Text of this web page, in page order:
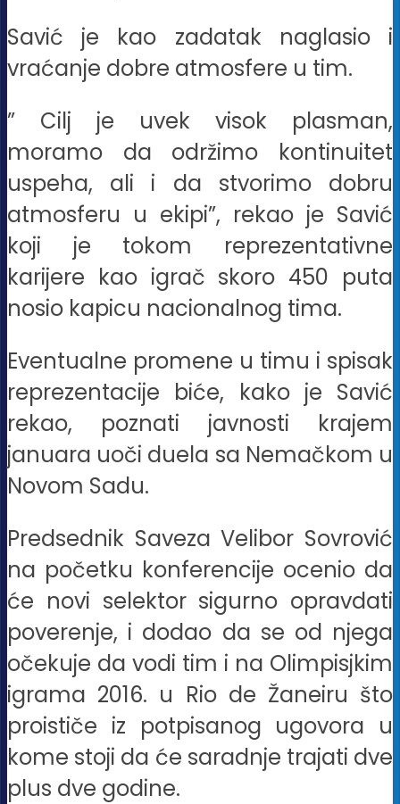
Savić je kao zadatak naglasio i
vraćanje dobre atmosfere u tim.
” Cilj je uvek visok plasman,
moramo da održimo kontinuitet
uspeha, ali i da stvorimo dobru
atmosferu u ekipi”, rekao je Savić
koji je tokom reprezentativne
karijere kao igrač skoro 450 puta
nosio kapicu nacionalnog tima.
Eventualne promene u timu i spisak
reprezentacije biće, kako je Savić
rekao, poznati javnosti krajem
januara uoči duela sa Nemačkom u
Novom Sadu.
Predsednik Saveza Velibor Sovrović
na početku konferencije ocenio da
će novi selektor sigurno opravdati
poverenje, i dodao da se od njega
očekuje da vodi tim i na Olimpisjkim
igrama 2016. u Rio de Žaneiru što
proističe iz potpisanog ugovora u
kome stoji da će saradnje trajati dve
plus dve godine.